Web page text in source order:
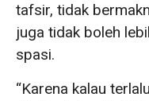
tafsir, tidak
juga tidak boleh
spasi.
“Karena kalau